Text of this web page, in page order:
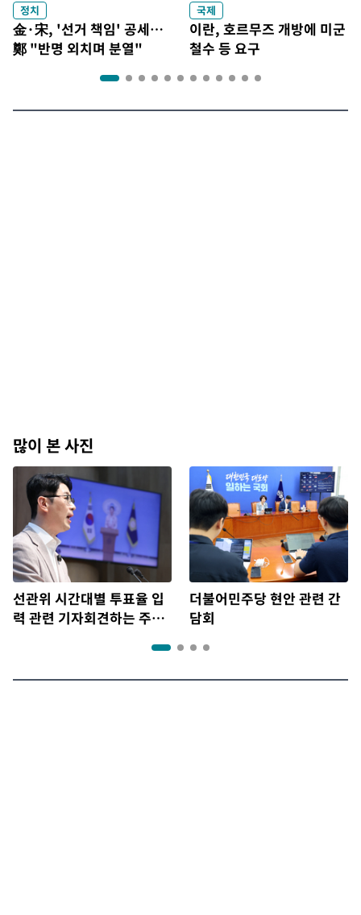
정치
金·宋, '선거 책임' 공세…
鄭 "반명 외치며 분열"
국제
이란, 호르무즈 개방에 미군
철수 등 요구
많이 본 사진
선관위 시간대별 투표율 입
력 관련 기자회견하는 주진
더불어민주당 현안 관련 간
담회